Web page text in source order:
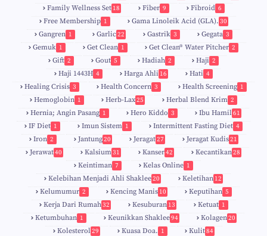
Family Wellness Set 18 Fiber 9 Fibroid 6
Free Membership 1 Gama Linoleik Acid (GLA). 30
Gangren 1 Garlic22 Gastrik 3 Gegata 3
Gemuk 1 Get Clean 1 Get Clean® Water Pitcher 2
Gift 2 Gout 5 Hadiah 2 Haji 2
Haji 1443H 4 Harga Ahli 16 Hati 4
Healing Crisis 3 Health Concern 3 Health Screening 1
Hemoglobin 1 Herb-Lax25 Herbal Blend Krim 2
Hernia; Angin Pasang 1 Hero Kiddo 3 Ibu Hamil61
IF Diet 1 Imun Sistem 1 Intermittent Fasting Diet 4
Iron 2 Jantung20 Jeragat27 Jeragat Kudis21
Jerawat40 Kalsium31 Kanser42 Kecantikan28
Keintiman 7 Kelas Online 1
Kelebihan Menjadi Ahli Shaklee20 Keletihan 12
Kelumumur 2 Kencing Manis 10 Keputihan 5
Kerja Dari Rumah32 Kesuburan 13 Ketuat 1
Ketumbuhan 1 Keunikkan Shaklee94 Kolagen20
Kolesterol29 Kuasa Doa. 1 Kulit84